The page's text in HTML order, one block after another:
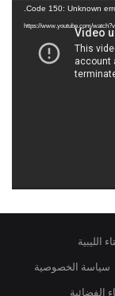
Code 150: Unknown
سياسة الخصوصية
الفضائية